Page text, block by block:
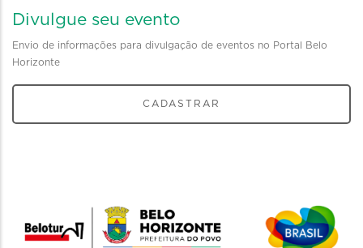
Divulgue seu evento
Envio de informações para divulgação de eventos no Portal Belo
Horizonte
CADASTRAR